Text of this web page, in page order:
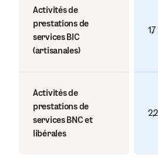
Activités de
prestations de
services BIC
(artisanales)
Activités de
prestations de
services BNC et
libérales